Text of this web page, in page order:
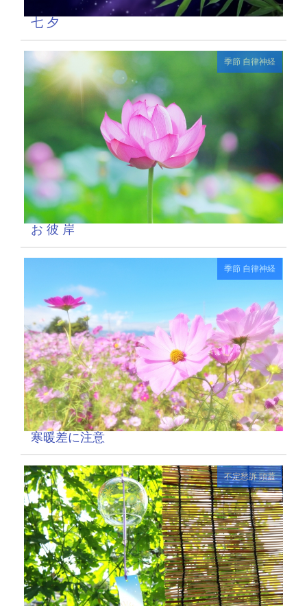
七 夕
季節 自律神経
お 彼 岸
季節 自律神経
寒暖差に注意
不定愁訴 頭蓋